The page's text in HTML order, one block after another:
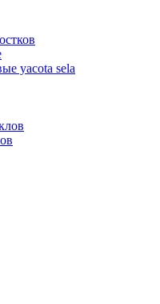
yacota sela